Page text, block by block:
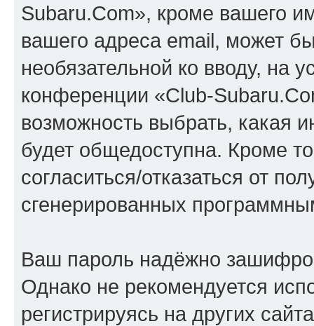
Subaru.Com», кроме вашего
вашего адреса email, может
необязательной ко вводу, на
конференции «Club-
возможность выбрать, какая
будет общедоступна. Кроме
согласиться/отказаться от
сгенерированных
Ваш пароль надёжно
Однако не рекомендуется
регистрируясь на других